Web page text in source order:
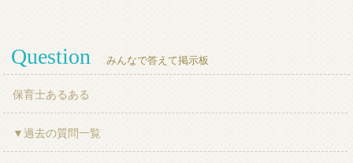
Question みんなで答えて掲示板
保育士あるある
▼過去の質問一覧